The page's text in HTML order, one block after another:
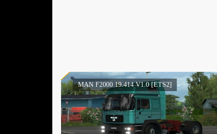
MAN F2000 19.414 V1.0 [ETS2]